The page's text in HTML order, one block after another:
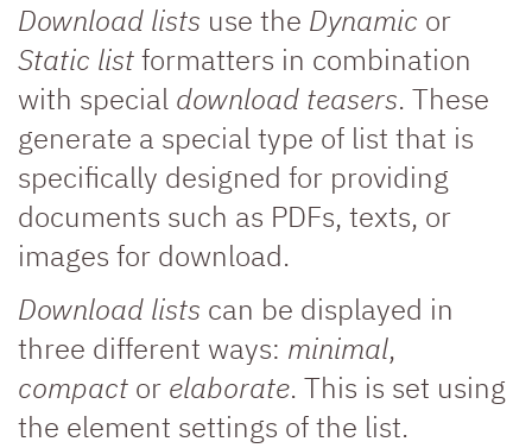
Download lists use the Dynamic or
Static listformatters in combination
with special download teasers. These
generate a special type of list that is
specifically designed for providing
documents such as PDFs, texts, or
images for download.
Download lists can be displayed in
three different ways: minimal,
compact or elaborate. This is set using
the element settings of the list.